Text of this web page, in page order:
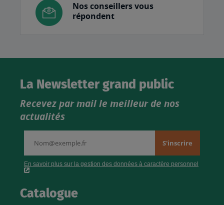
Nos conseillers vous
répondent
La Newsletter grand public
Recevez par mail le meilleur de nos
actualités
Catalogue